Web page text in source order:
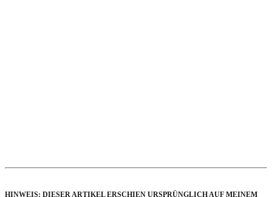
HINWEIS: DIESER ARTIKEL ERSCHIEN URSPRÜNGLICH AUF MEINEM